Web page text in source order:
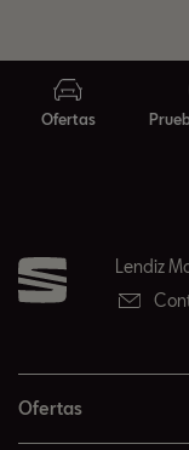
Ofertas
Lendiz
Ofertas